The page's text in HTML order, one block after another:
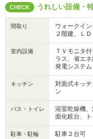
CHECK うれしい設備・
間取り
ウォークイ
２階建、Ｌ
室内設備
ＴＶモニタ
ラス、省エ
発電システム
キッチン
対面式キッ
ン
バス・トイレ
浴室乾燥機
面化粧台、
駐車・駐輪 駐車２台可